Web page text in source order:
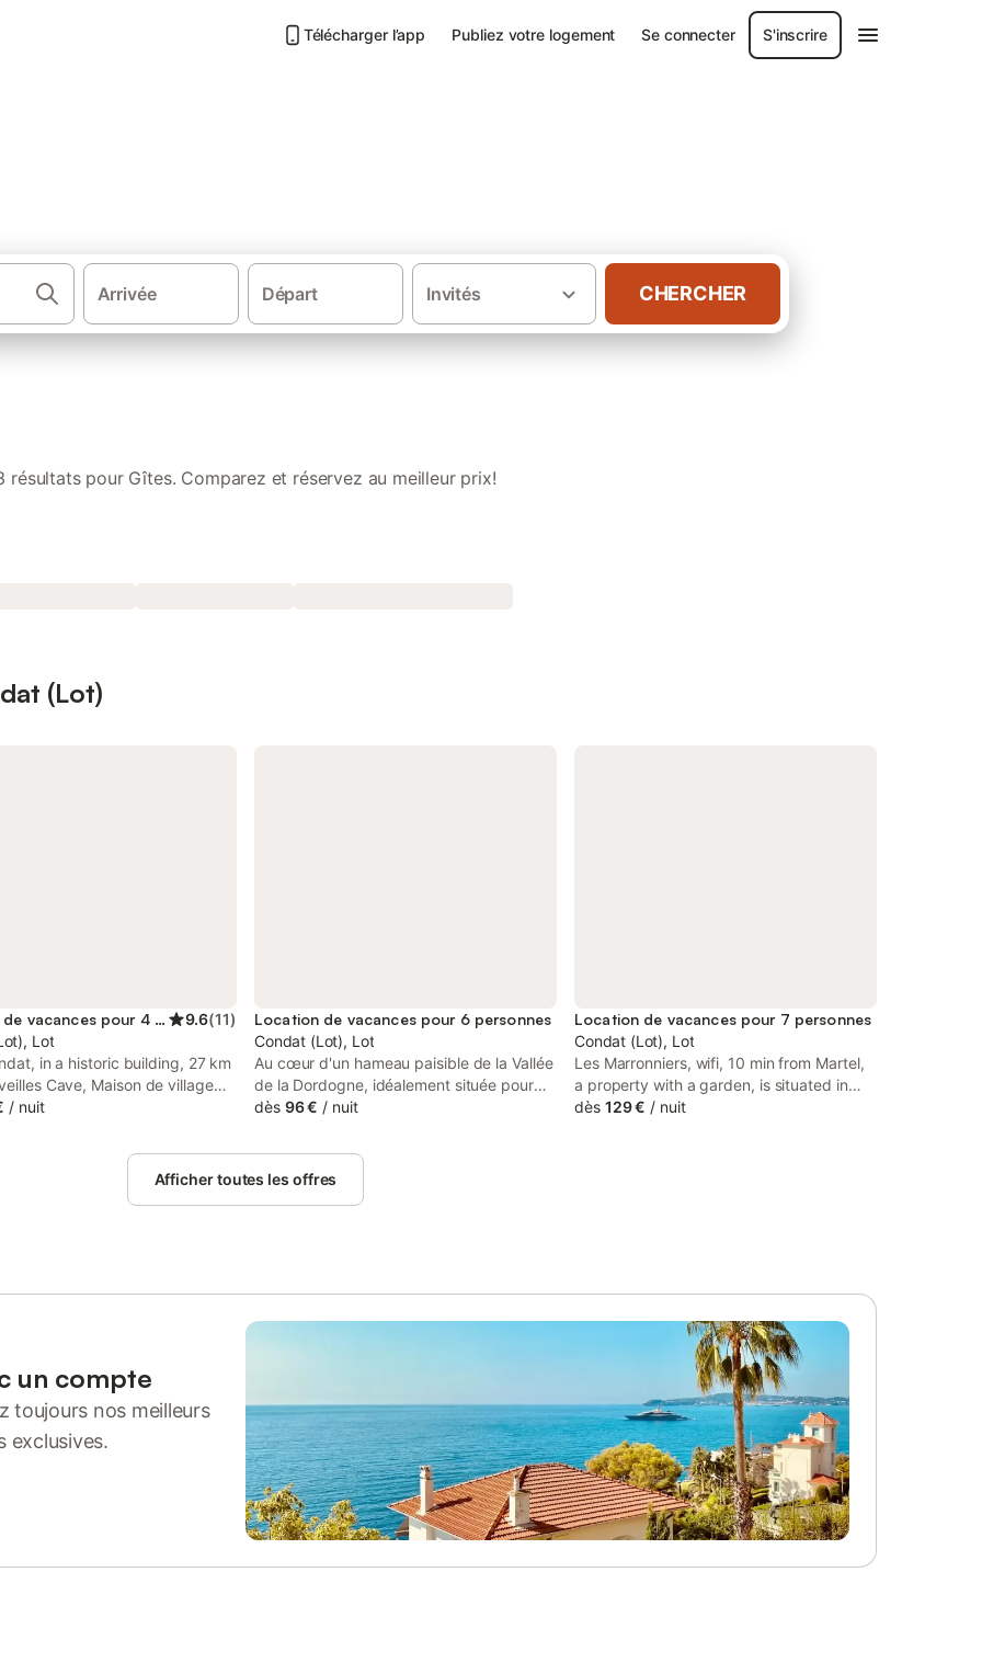
Télécharger l’app Publiez votre logement Se connecter S'inscrire
Arrivée Départ Invités CHERCHER
résultats pour Gîtes. Comparez et réservez au meilleur prix!
(Lot)
Location de vacances pour 4 personnes 9.6(11)
Lot
in a historic building, 27 km
Cave, Maison de village
privative - gite-loubaribas is
/ nuit
Location de vacances pour 6 personnes
Condat (Lot), Lot
Au cœur d'un hameau paisible de la Vallée
de la Dordogne, idéalement située pour
découvrir les sites touristiques majeurs du
Maison Cheyroux vous séduira ! A
l'intérieur, on aime ses beaux volumes,
couple, entre amis ou en famille, on est
cette partie du département riche en
sensation et en découverte exceptionnelle
! Quelques marches donnent accès à une
petite terrasse qui permet d'accéder au
séjour avec coin salle à manger et coin
salon avec TV et insert et à une cuisine
indépendante toute équipée. Sur le même
niveau, un couloir dessert un WC
dès 96 € / nuit
Location de vacances pour 7 personnes
Condat (Lot), Lot
Les Marronniers, wifi, 10 min from Martel,
a property with a garden, is situated in
Condat, 27 km from Monkey Forest, 50
dès 129 € / nuit
Afficher toutes les offres
un compte
toujours nos meilleurs
exclusives.